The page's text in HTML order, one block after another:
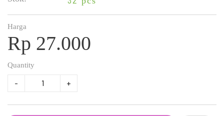
Harga
Rp 27.000
Quantity
- +